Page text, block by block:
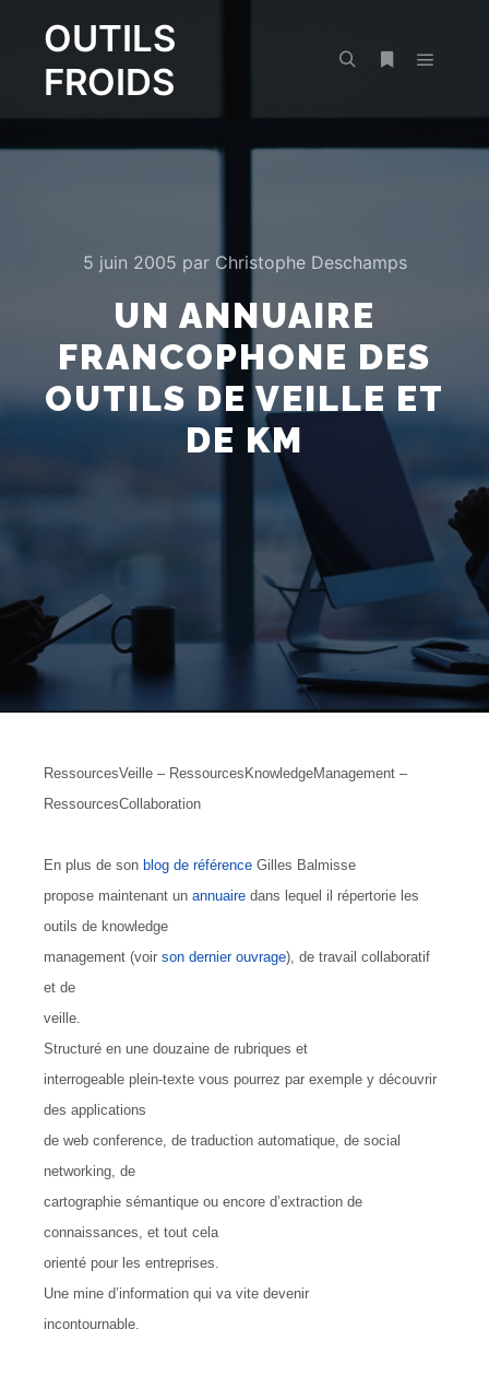
OUTILS
FROIDS
5 juin 2005 par Christophe Deschamps
UN ANNUAIRE
FRANCOPHONE DES
OUTILS DE VEILLE ET
DE KM
RessourcesVeille – RessourcesKnowledgeManagement –
RessourcesCollaboration
En plus de son blog de référence Gilles Balmisse
propose maintenant un annuaire dans lequel il répertorie les
outils de knowledge
management (voir son dernier ouvrage), de travail collaboratif
et de
veille.
Structuré en une douzaine de rubriques et
interrogeable plein-texte vous pourrez par exemple y découvrir
des applications
de web conference, de traduction automatique, de social
networking, de
cartographie sémantique ou encore d’extraction de
connaissances, et tout cela
orienté pour les entreprises.
Une mine d’information qui va vite devenir
incontournable.